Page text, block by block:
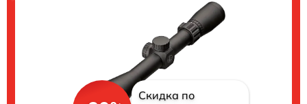
Скидка по